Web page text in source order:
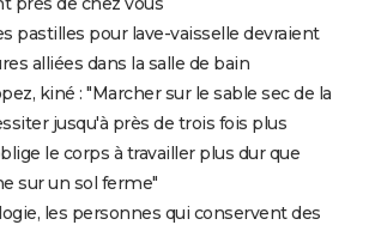
pastilles pour lave-vaisselle devraient
alliées dans la salle de bain
kiné : "Marcher sur le sable sec de la
jusqu'à près de trois fois plus
le corps à travailler plus dur que
sur un sol ferme"
les personnes qui conservent des